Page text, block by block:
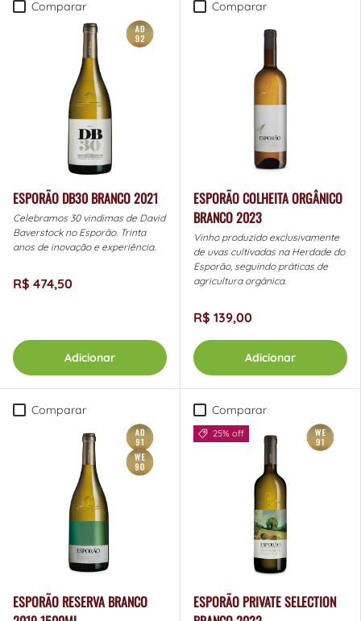
Comparar
ESPORÃO DB30 BRANCO 2021
Celebramos 30 vindimas de David
Baverstock no Esporão. Trinta
anos de inovação e experiência.
R$ 474,50
Adicionar
Comparar
ESPORÃO COLHEITA ORGÂNICO
BRANCO 2023
Vinho produzido exclusivamente
de uvas cultivadas na Herdade do
Esporão, seguindo práticas de
agricultura orgânica.
R$ 139,00
Adicionar
Comparar
ESPORÃO RESERVA BRANCO
Comparar
25% off
ESPORÃO PRIVATE SELECTION